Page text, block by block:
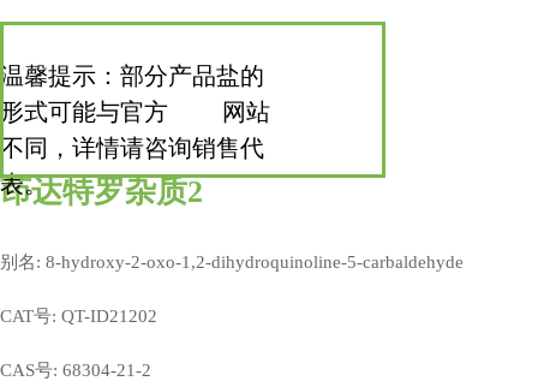
茚达特罗杂质2
别名: 8-hydroxy-2-oxo-1,2-dihydroquinoline-5-carbaldehyde
CAT号: QT-ID21202
CAS号: 68304-21-2
温馨提示：部分产品盐的
形式可能与官方 网站
不同，详情请咨询销售代
表。